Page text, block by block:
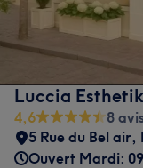
Luccia
4,6
8
5 Rue du Bel air,
Ouvert Mardi: